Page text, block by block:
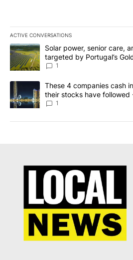
ACTIVE CONVERSATIONS
The following is a list of the most
A trending article titled "Solar power,
Solar power, senior care,
targeted by Portugal’s
News 8
1
A trending article titled "These 4
These 4 companies cash
their stocks have followed
1